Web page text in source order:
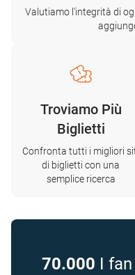
Valutiamo l'integrità di
Troviamo Più
Biglietti
Confronta tutti i migliori
di biglietti con una
semplice ricerca
70.000 I